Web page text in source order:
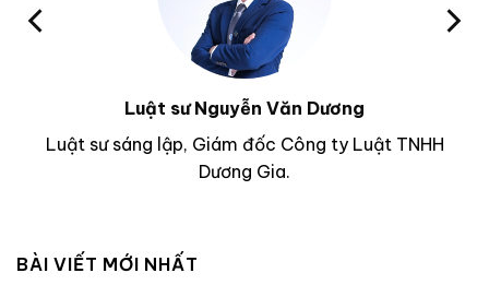
Luật sư Nguyễn Văn Dương
Luật sư sáng lập, Giám đốc Công ty Luật TNHH
Dương Gia.
BÀI VIẾT MỚI NHẤT